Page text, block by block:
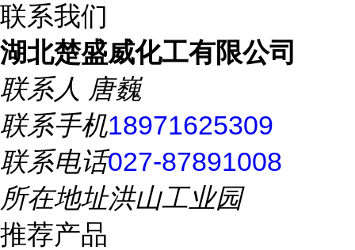
联系我们
湖北楚盛威化工有限公司
联系人 唐巍
联系手机18971625309
联系电话027-87891008
所在地址洪山工业园
推荐产品